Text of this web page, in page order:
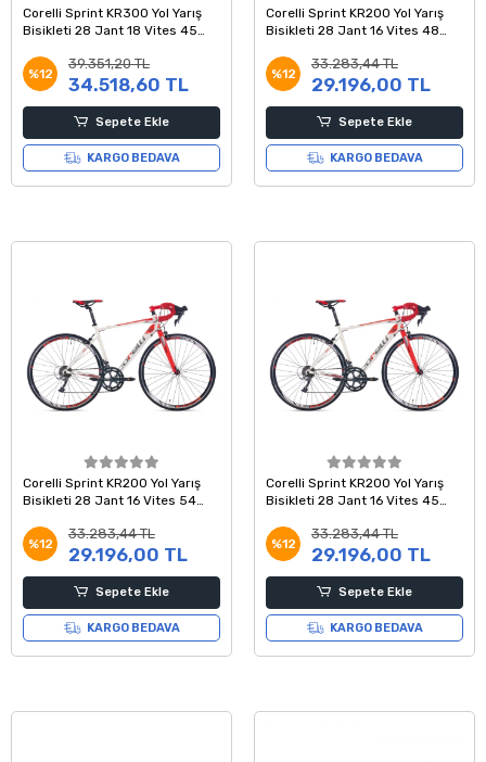
Corelli Sprint KR300 Yol Yarış
Bisikleti 28 Jant 18 Vites 45
%12
39.351,20 TL
34.518,60 TL
Sepete Ekle
KARGO BEDAVA
Corelli Sprint KR200 Yol Yarış
Bisikleti 28 Jant 16 Vites 48
%12
33.283,44 TL
29.196,00 TL
Sepete Ekle
KARGO BEDAVA
Corelli Sprint KR200 Yol Yarış
Bisikleti 28 Jant 16 Vites 54
%12
33.283,44 TL
29.196,00 TL
Sepete Ekle
KARGO BEDAVA
Corelli Sprint KR200 Yol Yarış
Bisikleti 28 Jant 16 Vites 45
%12
33.283,44 TL
29.196,00 TL
Sepete Ekle
KARGO BEDAVA